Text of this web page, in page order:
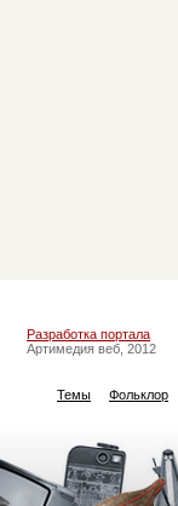
Разработка портала
Артимедия веб, 2012
Темы Фольклор